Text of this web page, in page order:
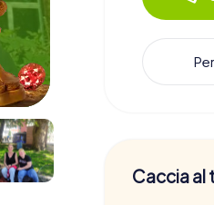
Caccia al